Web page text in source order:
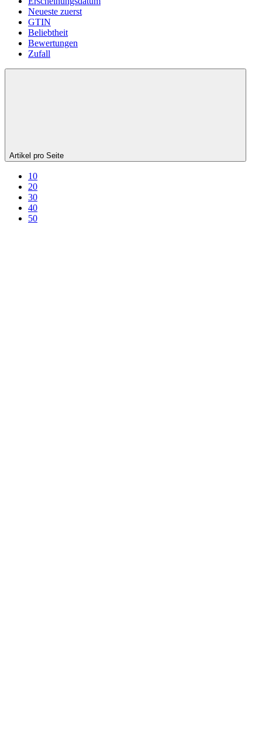
Neueste zuerst
GTIN
Beliebtheit
Bewertungen
Zufall
Artikel pro Seite
10
20
30
40
50